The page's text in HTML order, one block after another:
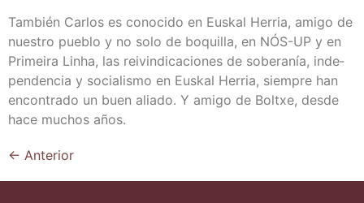
Tam­bién Car­los es cono­ci­do en Eus­kal Herria, ami­go de
nues­tro pue­blo y no solo de boqui­lla, en NÓS-UP y en
Pri­mei­ra Linha, las rei­vin­di­ca­cio­nes de sobe­ra­nía, inde­
pen­den­cia y socia­lis­mo en Eus­kal Herria, siem­pre han
encon­tra­do un buen alia­do. Y ami­go de Boltxe, des­de
hace muchos años.
← Anterior